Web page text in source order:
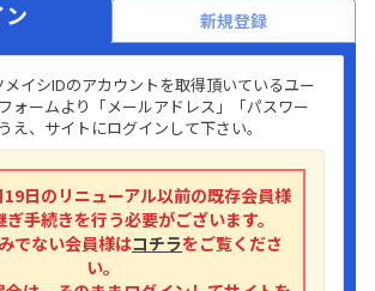
ン 新規登録
メイシIDのアカウントを取得頂いているユー
ォームより「メールアドレス」「パスワー
え、サイトにログインして下さい。
日のリニューアル以前の既存会員様
ぎ手続きを行う必要がございます。
でない会員様はコチラをご覧くださ
い。